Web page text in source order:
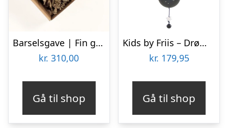
Barselsgave | Fin gave med dyr
kr. 310,00
Gå til shop
Kids by Friis – Drømmefanger uro, tyren
kr. 179,95
Gå til shop